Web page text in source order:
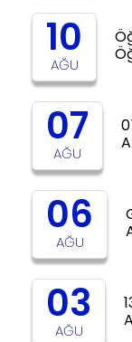
10
AĞU
07
AĞU
06
AĞU
03
AĞU